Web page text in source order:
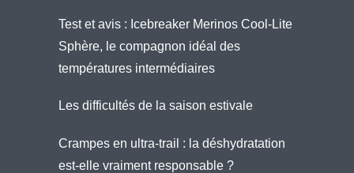
Test et avis : Icebreaker Merinos Cool-Lite
Sphère, le compagnon idéal des
températures intermédiaires
Les difficultés de la saison estivale
Crampes en ultra-trail : la déshydratation
est-elle vraiment responsable ?